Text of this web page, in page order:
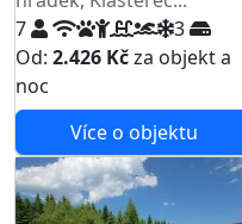
7
3
Od: 2.426 Kčza objekt a
noc
Více o objektu